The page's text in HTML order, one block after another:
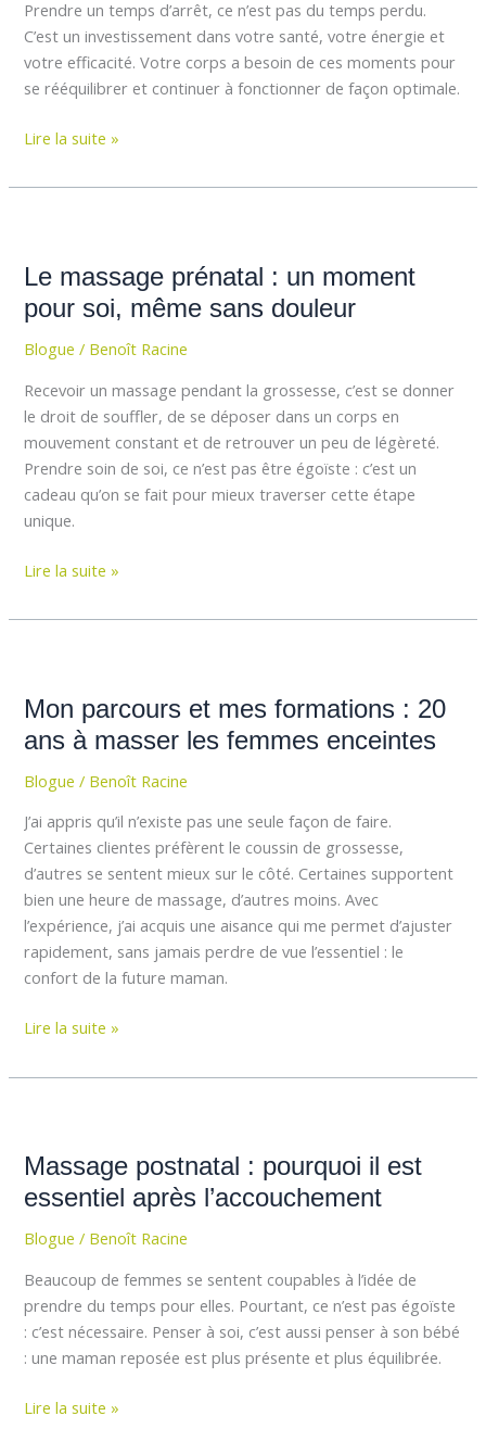
Prendre un temps d’arrêt, ce n’est pas du temps perdu.
C’est un investissement dans votre santé, votre énergie et
votre efficacité. Votre corps a besoin de ces moments pour
se rééquilibrer et continuer à fonctionner de façon optimale.
pause
qui
libère
Lire la suite »
Le massage prénatal : un moment
pour soi, même sans douleur
Blogue / Benoît Racine
Recevoir un massage pendant la grossesse, c’est se donner
le droit de souffler, de se déposer dans un corps en
mouvement constant et de retrouver un peu de légèreté.
Prendre soin de soi, ce n’est pas être égoïste : c’est un
cadeau qu’on se fait pour mieux traverser cette étape
unique.
prénatal
:
un
moment
pour
soi,
sans
douleur
Lire la suite »
Mon parcours et mes formations : 20
ans à masser les femmes enceintes
Blogue / Benoît Racine
J’ai appris qu’il n’existe pas une seule façon de faire.
Certaines clientes préfèrent le coussin de grossesse,
d’autres se sentent mieux sur le côté. Certaines supportent
bien une heure de massage, d’autres moins. Avec
l’expérience, j’ai acquis une aisance qui me permet d’ajuster
rapidement, sans jamais perdre de vue l’essentiel : le
confort de la future maman.
et
mes
:
20
ans
à
masser
les
femmes
enceintes
Lire la suite »
Massage postnatal : pourquoi il est
essentiel après l’accouchement
Blogue / Benoît Racine
Beaucoup de femmes se sentent coupables à l’idée de
prendre du temps pour elles. Pourtant, ce n’est pas égoïste
: c’est nécessaire. Penser à soi, c’est aussi penser à son bébé
: une maman reposée est plus présente et plus équilibrée.
pourquoi
est
essentiel
après
l’accouchement
Lire la suite »